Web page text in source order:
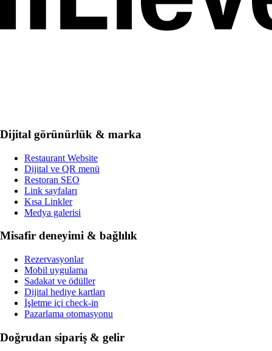
Dijital görünürlük & marka
Restaurant Website
Dijital ve QR menü
Restoran SEO
Link sayfaları
Kısa Linkler
Medya galerisi
Misafir deneyimi & bağlılık
Rezervasyonlar
Mobil uygulama
Sadakat ve ödüller
Dijital hediye kartları
İşletme içi check-in
Pazarlama otomasyonu
Doğrudan sipariş & gelir